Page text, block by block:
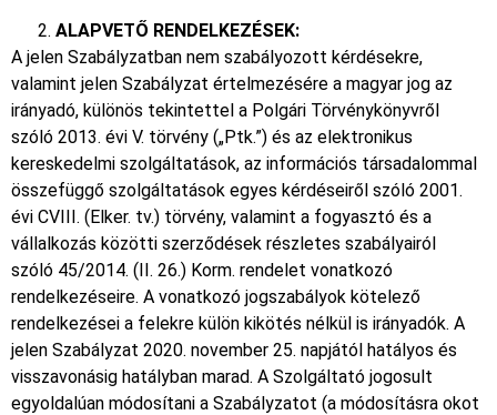
ALAPVETŐ RENDELKEZÉSEK:
A jelen Szabályzatban nem szabályozott kérdésekre,
valamint jelen Szabályzat értelmezésére a magyar jog az
irányadó, különös tekintettel a Polgári Törvénykönyvről
szóló 2013. évi V. törvény („Ptk.”) és az elektronikus
kereskedelmi szolgáltatások, az információs társadalommal
összefüggő szolgáltatások egyes kérdéseiről szóló 2001.
évi CVIII. (Elker. tv.) törvény, valamint a fogyasztó és a
vállalkozás közötti szerződések részletes szabályairól
szóló 45/2014. (II. 26.) Korm. rendelet vonatkozó
rendelkezéseire. A vonatkozó jogszabályok kötelező
rendelkezései a felekre külön kikötés nélkül is irányadók. A
jelen Szabályzat 2020. november 25. napjától hatályos és
visszavonásig hatályban marad. A Szolgáltató jogosult
egyoldalúan módosítani a Szabályzatot (a módosításra okot